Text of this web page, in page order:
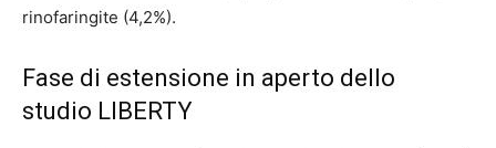
rinofaringite (4,2%).
Fase di estensione in aperto dello
studio LIBERTY